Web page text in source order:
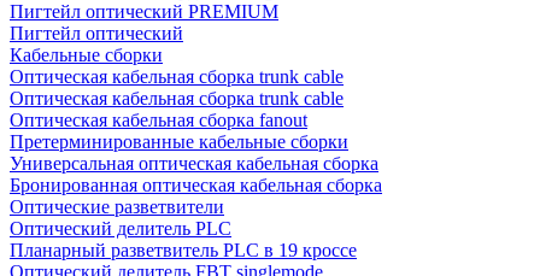
Пигтейл оптический PREMIUM
Пигтейл оптический
Кабельные сборки
Оптическая кабельная сборка trunk cable
Оптическая кабельная сборка trunk cable
Оптическая кабельная сборка fanout
Претерминированные кабельные сборки
Универсальная оптическая кабельная сборка
Бронированная оптическая кабельная сборка
Оптические разветвители
Оптический делитель PLC
Планарный разветвитель PLC в 19 кроссе
Оптический делитель FBT singlemode